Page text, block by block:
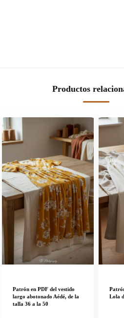
Productos
Patrón en PDF del vestido
largo abotonado Aédé, de la
talla 36 a la 50
Lola